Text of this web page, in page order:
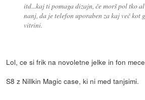
itd...kaj ti pomaga dizajn, če morš pol tko
nanj, da je telefon uporaben za kaj več kot
vitrini.
Lol, ce si frik na novoletne jelke in fon
S8 z Nillkin Magic case, ki ni med tanjsimi.